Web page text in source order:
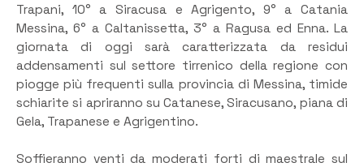
Trapani, 10° a Siracusa e Agrigento, 9° a Catania
Messina, 6° a Caltanissetta, 3° a Ragusa ed Enna. La
giornata di oggi sarà caratterizzata da residui
addensamenti sul settore tirrenico della regione con
piogge più frequenti sulla provincia di Messina, timide
schiarite si apriranno su Catanese, Siracusano, piana di
Gela, Trapanese e Agrigentino.
Soffieranno venti da moderati forti di maestrale sul